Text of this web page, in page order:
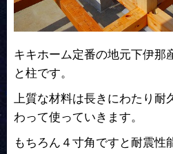
キキホーム定番の地元下伊那
と柱です。
上質な材料は長きにわたり耐
わって使っていきます。
もちろん４寸角ですと耐震性